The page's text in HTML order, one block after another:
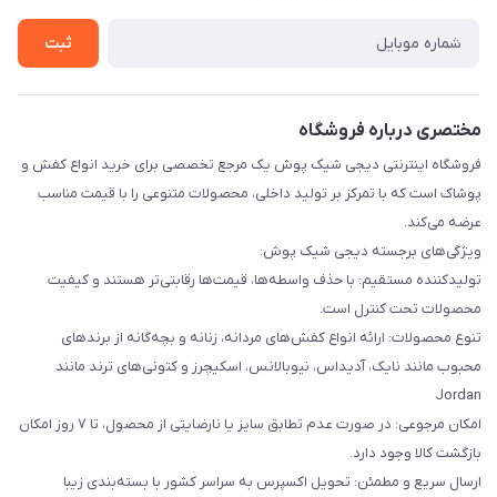
ثبت
مختصری درباره فروشگاه
فروشگاه اینترنتی دیجی شیک پوش یک مرجع تخصصی برای خرید انواع کفش و
پوشاک است که با تمرکز بر تولید داخلی، محصولات متنوعی را با قیمت مناسب
عرضه می‌کند.
ویژگی‌های برجسته دیجی شیک پوش:
تولیدکننده مستقیم: با حذف واسطه‌ها، قیمت‌ها رقابتی‌تر هستند و کیفیت
محصولات تحت کنترل است.
تنوع محصولات: ارائه انواع کفش‌های مردانه، زنانه و بچه‌گانه از برندهای
محبوب مانند نایک، آدیداس، نیوبالانس، اسکیچرز و کتونی‌های ترند مانند
Jordan
امکان مرجوعی: در صورت عدم تطابق سایز یا نارضایتی از محصول، تا ۷ روز امکان
بازگشت کالا وجود دارد.
ارسال سریع و مطمئن: تحویل اکسپرس به سراسر کشور با بسته‌بندی زیبا